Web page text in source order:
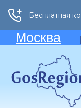
Москва